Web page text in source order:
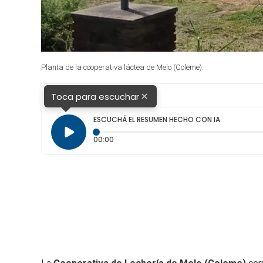
Planta de la cooperativa láctea de Melo (Coleme).
Toca para escuchar×
ESCUCHÁ EL RESUMEN HECHO CON IA
00:00